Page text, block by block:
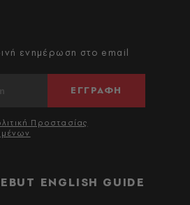
ενημέρωση στο email
ΕΓΓΡΑΦΗ
Προστασίας
ENGLISH GUIDE